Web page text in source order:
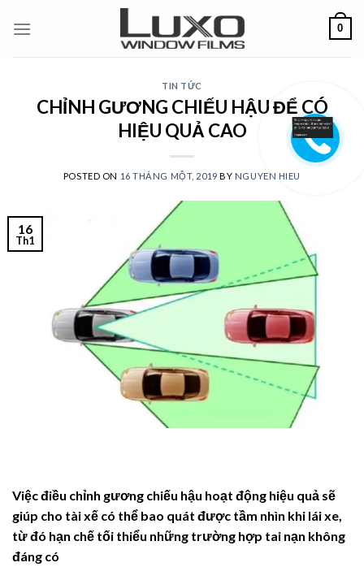
0
TIN TỨC
CHỈNH GƯƠNG CHIẾU HẬU ĐỂ CÓ
HIỆU QUẢ CAO
POSTED ON 16 THÁNG MỘT, 2019 BY NGUYEN HIEU
16
Th1
Việc điều chỉnh gương chiếu hậu hoạt động hiệu quả sẽ
giúp cho tài xế có thể bao quát được tầm nhìn khi lái xe,
từ đó hạn chế tối thiểu những trường hợp tai nạn không
đáng có